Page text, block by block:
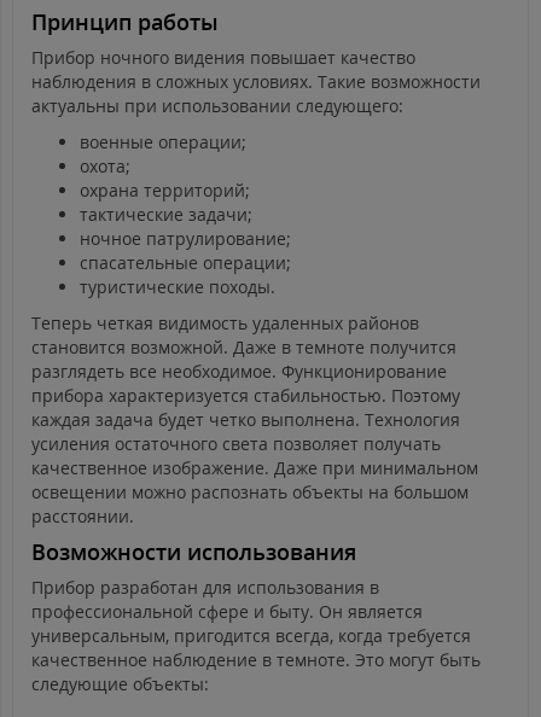
Принцип работы
Прибор ночного видения повышает качество
наблюдения в сложных условиях. Такие возможности
актуальны при использовании следующего:
военные операции;
охота;
охрана территорий;
тактические задачи;
ночное патрулирование;
спасательные операции;
туристические походы.
Теперь четкая видимость удаленных районов
становится возможной. Даже в темноте получится
разглядеть все необходимое. Функционирование
прибора характеризуется стабильностью. Поэтому
каждая задача будет четко выполнена. Технология
усиления остаточного света позволяет получать
качественное изображение. Даже при минимальном
освещении можно распознать объекты на большом
расстоянии.
Возможности использования
Прибор разработан для использования в
профессиональной сфере и быту. Он является
универсальным, пригодится всегда, когда требуется
качественное наблюдение в темноте. Это могут быть
следующие объекты: